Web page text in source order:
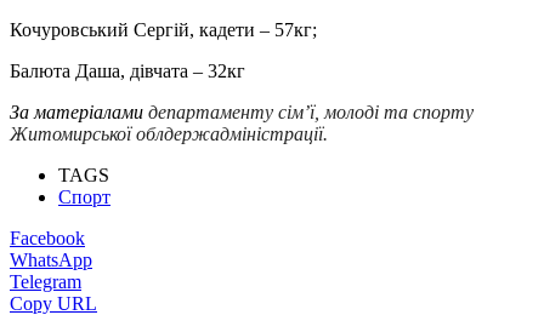
Кочуровський Сергій, кадети – 57кг;
Балюта Даша, дівчата – 32кг
За матеріалами департаменту сім’ї, молоді та спорту
Житомирської облдержадміністрації.
TAGS
Спорт
Facebook
WhatsApp
Telegram
Copy URL